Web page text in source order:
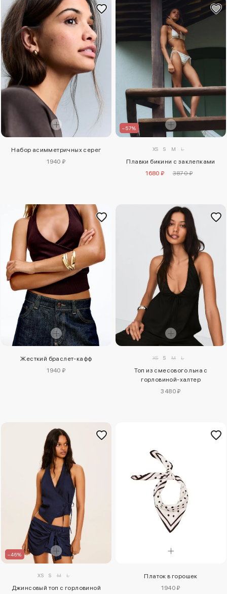
Набор асимметричных серег
1940 ₽
–57%
XS S M L
Плавки бикини с заклепками
1680 ₽
3870 ₽
Жесткий браслет-кафф
1940 ₽
XS S M L
Топ из смесового льна с
горловиной-халтер
3480 ₽
–46%
XS S M L
Джинсовый топ с горловиной
Платок в горошек
1940 ₽